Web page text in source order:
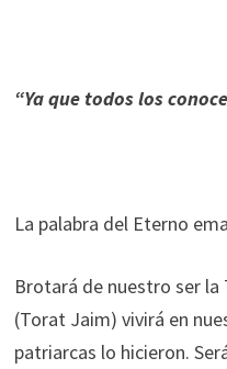
“Ya que todos los
La palabra del Eterno
Brotará de nuestro ser la
(Torat Jaim) vivirá en
patriarcas lo hicieron.